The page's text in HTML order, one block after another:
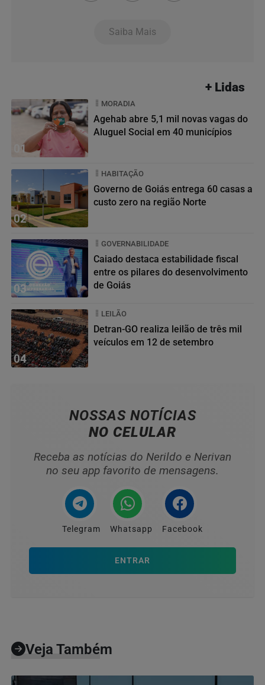
Saiba Mais
+ Lidas
01
MORADIA
Agehab abre 5,1 mil novas vagas do
Aluguel Social em 40 municípios
02
HABITAÇÃO
Governo de Goiás entrega 60 casas a
custo zero na região Norte
03
GOVERNABILIDADE
Caiado destaca estabilidade fiscal
entre os pilares do desenvolvimento
de Goiás
04
LEILÃO
Detran-GO realiza leilão de três mil
veículos em 12 de setembro
NOSSAS NOTÍCIAS
NO CELULAR
Receba as notícias do Nerildo e Nerivan
no seu app favorito de mensagens.
Telegram Whatsapp Facebook
ENTRAR
Veja Também